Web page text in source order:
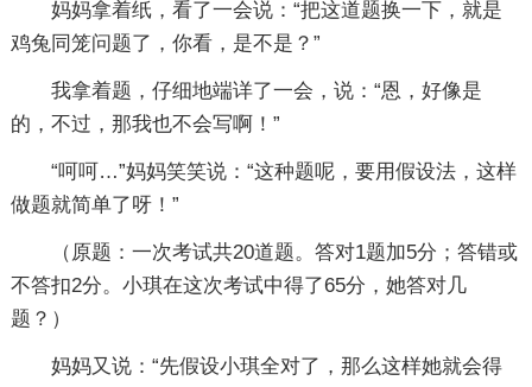
妈妈拿着纸，看了一会说：“把这道题换一下，就是
鸡兔同笼问题了，你看，是不是？”
我拿着题，仔细地端详了一会，说：“恩，好像是
的，不过，那我也不会写啊！”
“呵呵…”妈妈笑笑说：“这种题呢，要用假设法，这样
做题就简单了呀！”
（原题：一次考试共20道题。答对1题加5分；答错或
不答扣2分。小琪在这次考试中得了65分，她答对几
题？）
妈妈又说：“先假设小琪全对了，那么这样她就会得